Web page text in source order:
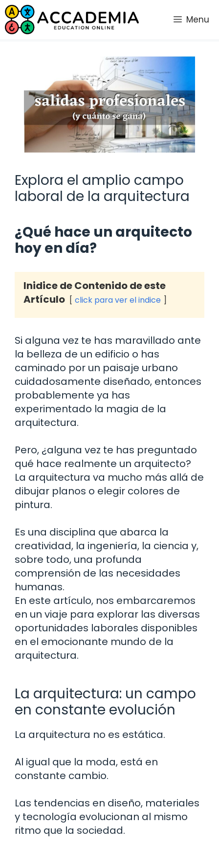
Saltar
al
contenido
Menu
Explora el amplio campo
laboral de la arquitectura
¿Qué hace un arquitecto
hoy en día?
Inidice de Contenido de este
Artículo
click para ver el indice
Si alguna vez te has maravillado ante
la belleza de un edificio o has
caminado por un paisaje urbano
cuidadosamente diseñado, entonces
probablemente ya has
experimentado la magia de la
arquitectura.
Pero, ¿alguna vez te has preguntado
qué hace realmente un arquitecto?
La arquitectura va mucho más allá de
dibujar planos o elegir colores de
pintura.
Es una disciplina que abarca la
creatividad, la ingeniería, la ciencia y,
sobre todo, una profunda
comprensión de las necesidades
humanas.
En este artículo, nos embarcaremos
en un viaje para explorar las diversas
oportunidades laborales disponibles
en el emocionante mundo de la
arquitectura.
La arquitectura: un campo
en constante evolución
La arquitectura no es estática.
Al igual que la moda, está en
constante cambio.
Las tendencias en diseño, materiales
y tecnología evolucionan al mismo
ritmo que la sociedad.